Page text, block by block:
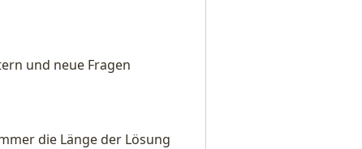
und neue Fragen
die Länge der Lösung